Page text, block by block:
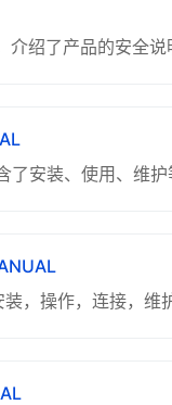
绍了产品的安全
安装、使用、维
，操作，连接，维